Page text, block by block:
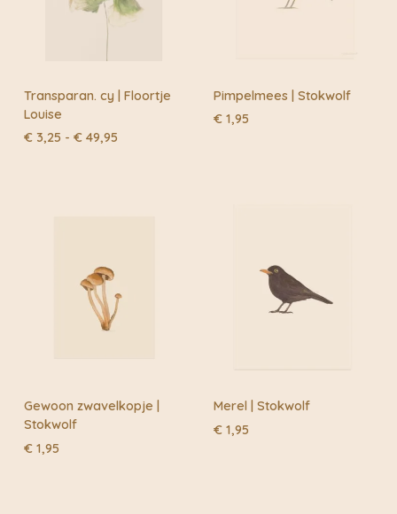
Transparan. cy | Floortje
Louise
€ 3,25 - € 49,95
Pimpelmees | Stokwolf
€ 1,95
Gewoon zwavelkopje |
Stokwolf
€ 1,95
Merel | Stokwolf
€ 1,95